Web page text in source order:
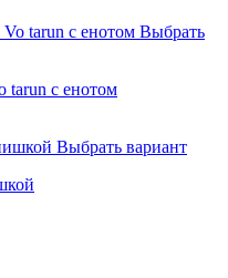
Выбрать
tarun с енотом
Выбрать вариант